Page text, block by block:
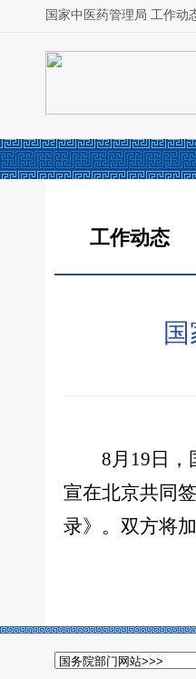
国家中医药管理局 工作动
工作动态
8月19日，国
宣在北京共同
录》。双方将